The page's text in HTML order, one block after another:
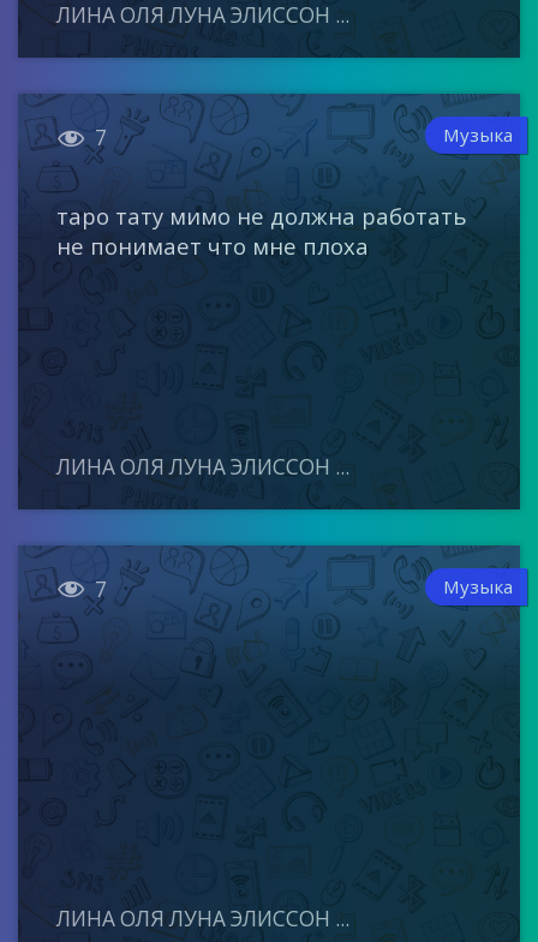
ЛИНА ОЛЯ ЛУНА ЭЛИССОН ...
 7 Музыка
таро тату мимо не должна работать
не понимает что мне плоха
ЛИНА ОЛЯ ЛУНА ЭЛИССОН ...
 7 Музыка
ЛИНА ОЛЯ ЛУНА ЭЛИССОН ...